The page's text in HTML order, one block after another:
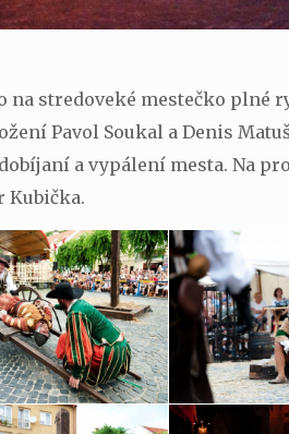
stredoveké mestečko plné
Pavol Soukal a Denis
a vypálení mesta. Na
Kubička.